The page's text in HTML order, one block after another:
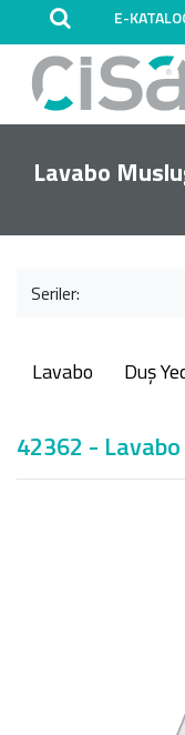
E-
Lavabo
Seriler:
Lavabo Duş
42362 -